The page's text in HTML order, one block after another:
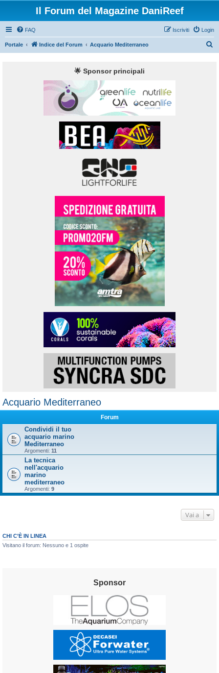
Il Forum del Magazine DaniReef
FAQ Login
Iscriviti
Portale Indice del Forum Acquario Mediterraneo
🌟 Sponsor principali
Acquario Mediterraneo
Forum
Condividi il tuo
acquario marino
Mediterraneo
Argomenti: 11
La tecnica
nell'acquario
marino
mediterraneo
Argomenti: 9
Vai a
CHI C’È IN LINEA
Visitano il forum: Nessuno e 1 ospite
Sponsor